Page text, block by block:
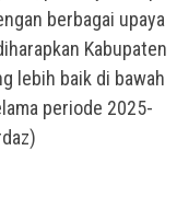
berbagai upaya
Kabupaten
lebih baik di bawah
periode 2025-